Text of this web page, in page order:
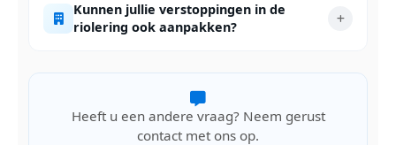
Kunnen jullie verstoppingen in de
riolering ook aanpakken?
Heeft u een andere vraag? Neem gerust
contact met ons op.